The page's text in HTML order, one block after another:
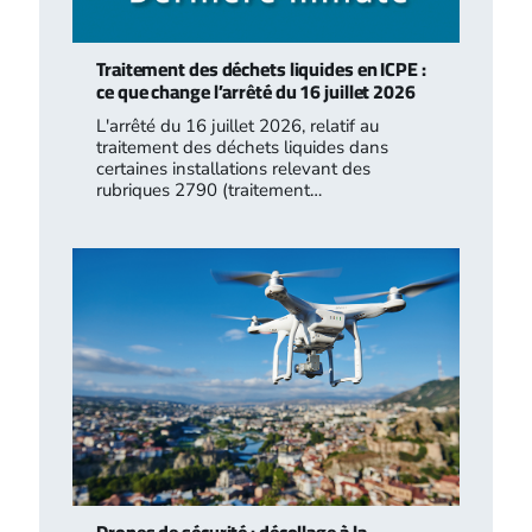
Traitement des déchets liquides en ICPE :
ce que change l’arrêté du 16 juillet 2026
L'arrêté du 16 juillet 2026, relatif au
traitement des déchets liquides dans
certaines installations relevant des
rubriques 2790 (traitement…